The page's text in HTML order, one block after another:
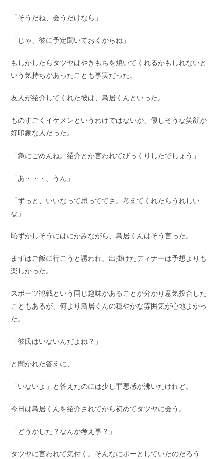
「そうだね、会うだけなら」
「じゃ、彼に予定聞いておくからね」
もしかしたらタツヤはやきもちを焼いてくれるかもしれないと
いう気持ちがあったことも事実だった。
友人が紹介してくれた彼は、鳥居くんといった。
ものすごくイケメンというわけではないが、優しそうな笑顔が
好印象な人だった。
「急にごめんね。紹介とか言われてびっくりしたでしょう」
「あ・・・、うん」
「ずっと、いいなって思っててさ。考えてくれたらうれしい
な」
恥ずかしそうにはにかみながら、鳥居くんはそう言った。
まずはご飯に行こうと誘われ、出掛けたディナーは予想よりも
楽しかった。
スポーツ観戦という同じ趣味があることが分かり意気投合した
こともあるが、何より鳥居くんの穏やかな雰囲気が心地よかっ
た。
「彼氏はいないんだよね？」
と聞かれた答えに、
「いないよ」と答えたのには少し罪悪感が沸いたけれど。
今日は鳥居くんを紹介されてから初めてタツヤに会う。
「どうかした？なんか考え事？」
タツヤに言われて気付く。そんなにボーとしていたのだろう